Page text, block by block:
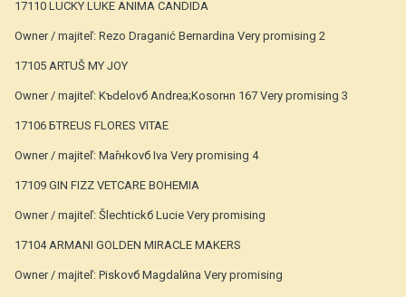
17110 LUCKY LUKE ANIMA CANDIDA
Owner / majiteľ: Rezo Draganić Bernardina Very promising 2
17105 ARTUŠ MY JOY
Owner / majiteľ: Kъdelovб Andrea;Kosorнn 167 Very promising 3
17106 БTREUS FLORES VITAE
Owner / majiteľ: Mařнkovб Iva Very promising 4
17109 GIN FIZZ VETCARE BOHEMIA
Owner / majiteľ: Šlechtickб Lucie Very promising
17104 ARMANI GOLDEN MIRACLE MAKERS
Owner / majiteľ: Piskovб Magdalйna Very promising